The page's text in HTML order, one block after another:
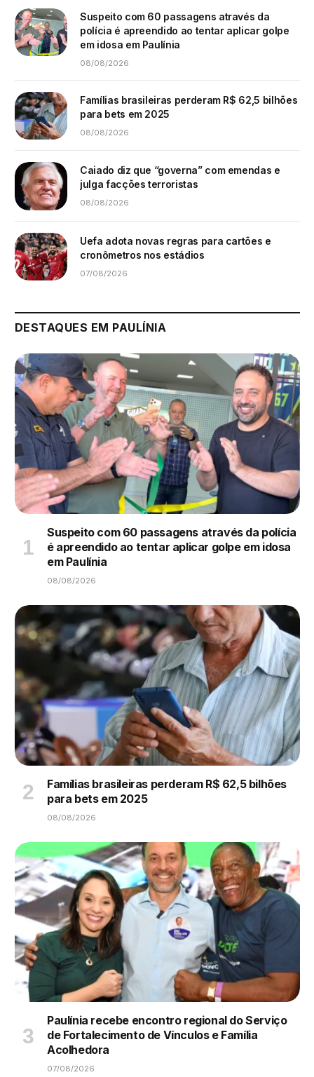
Suspeito com 60 passagens através da
polícia é apreendido ao tentar aplicar golpe
em idosa em Paulínia
08/08/2026
Famílias brasileiras perderam R$ 62,5 bilhões
para bets em 2025
08/08/2026
Caiado diz que “governa” com emendas e
julga facções terroristas
08/08/2026
Uefa adota novas regras para cartões e
cronômetros nos estádios
07/08/2026
DESTAQUES EM PAULÍNIA
Suspeito com 60 passagens através da polícia
é apreendido ao tentar aplicar golpe em idosa
em Paulínia
08/08/2026
Famílias brasileiras perderam R$ 62,5 bilhões
para bets em 2025
08/08/2026
Paulínia recebe encontro regional do Serviço
de Fortalecimento de Vínculos e Família
Acolhedora
07/08/2026